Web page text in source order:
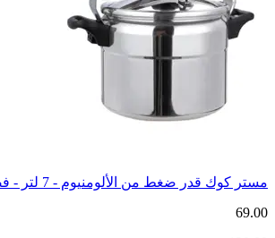
مستر كوك قدر ضغط من الألومنيوم - 7 لتر - فضي - MC/507
69.00